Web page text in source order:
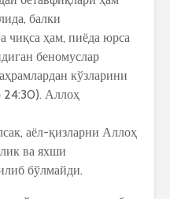
балки
чиқса ҳам, пиёда юрса
беномуслар
кўзларини
24:30). Аллоҳ
аёл-қизларни Аллоҳ
ва яхши
бўлмайди.